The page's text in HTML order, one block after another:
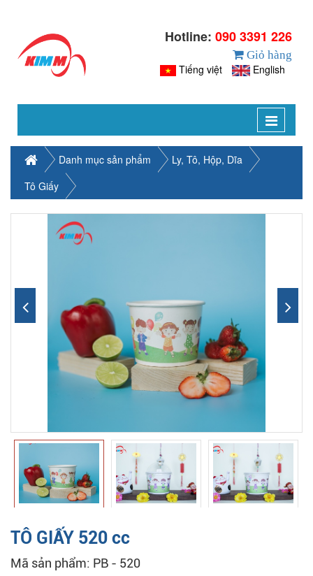
Hotline: 090 3391 226
Giỏ hàng
Tiếng việt English
Toggle
Danh mục sản phẩm
Ly, Tô, Hộp, Dĩa
Tô Giấy
TÔ GIẤY 520 cc
Mã sản phẩm: PB - 520